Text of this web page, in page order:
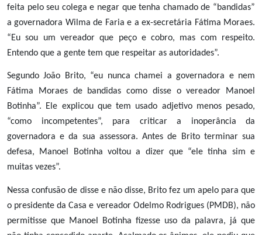
feita pelo seu colega e negar que tenha chamado de “bandidas”
a governadora Wilma de Faria e a ex-secretária Fátima Moraes.
“Eu sou um vereador que peço e cobro, mas com respeito.
Entendo que a gente tem que respeitar as autoridades”.
Segundo João Brito, “eu nunca chamei a governadora e nem
Fátima Moraes de bandidas como disse o vereador Manoel
Botinha”. Ele explicou que tem usado adjetivo menos pesado,
“como incompetentes”, para criticar a inoperância da
governadora e da sua assessora. Antes de Brito terminar sua
defesa, Manoel Botinha voltou a dizer que “ele tinha sim e
muitas vezes”.
Nessa confusão de disse e não disse, Brito fez um apelo para que
o presidente da Casa e vereador Odelmo Rodrigues (PMDB), não
permitisse que Manoel Botinha fizesse uso da palavra, já que